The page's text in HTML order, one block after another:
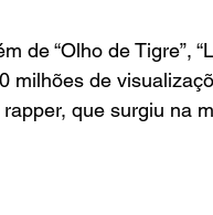
de “Olho de Tigre”,
milhões de
que surgiu na